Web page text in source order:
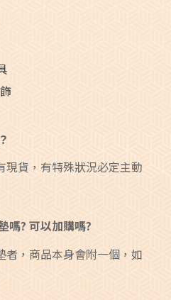
現貨，有特殊狀況必定主動
嗎? 可以加購嗎?
者，商品本身會附一個，如